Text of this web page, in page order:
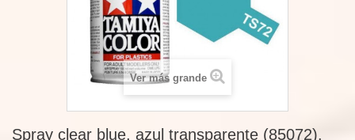
Ver más grande
Spray clear blue, azul transparente (85072).